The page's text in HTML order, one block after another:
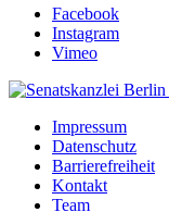
Face­book
Insta­gram
Vimeo
Impres­sum
Daten­schutz
Bar­rie­re­frei­heit
Kon­takt
Team